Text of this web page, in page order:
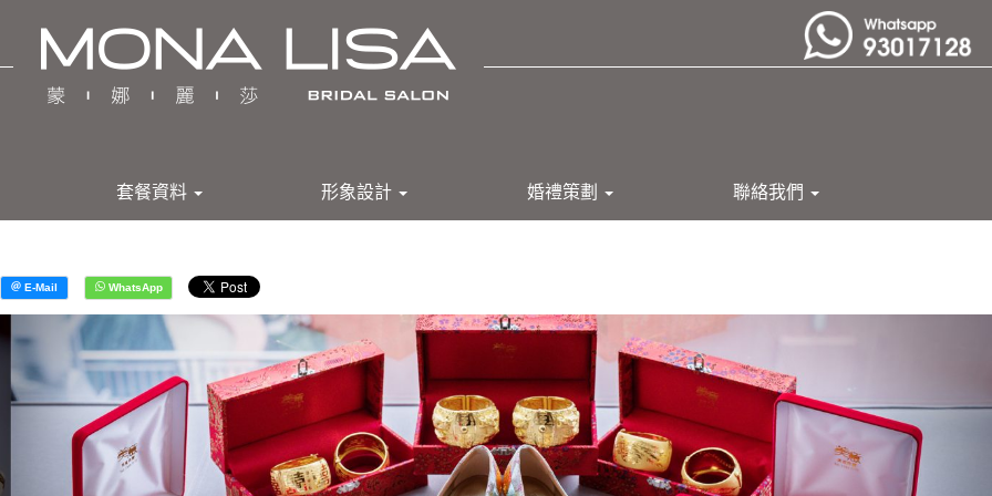
套餐資料 形象設計 婚禮策劃 聯絡我們